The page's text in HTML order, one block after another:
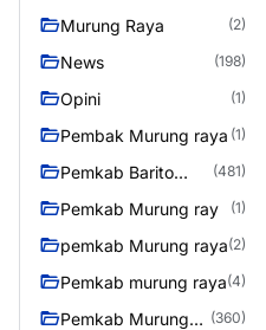
Murung Raya (2)
News (198)
Opini (1)
Pembak Murung raya (1)
Pemkab Barito
(481)
Pemkab Murung ray (1)
pemkab Murung raya(2)
Pemkab murung raya(4)
Pemkab Murung
(360)